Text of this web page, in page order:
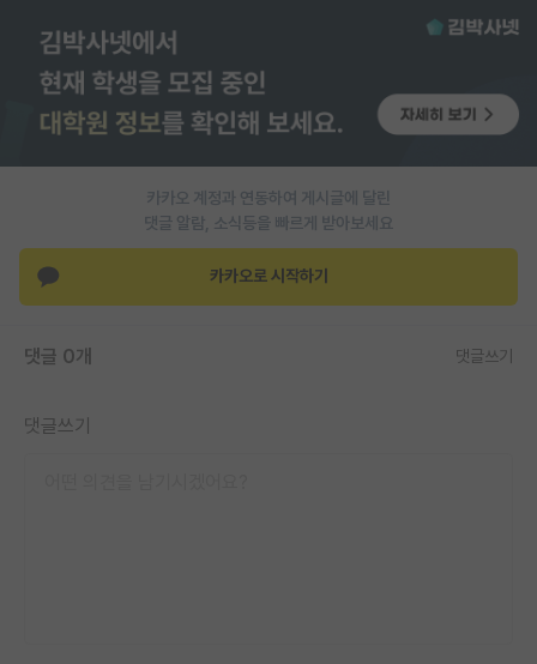
취업 게시판
임용 후기 게시판
인문사회 계열 게시판
특수/전문대학원 게시판
장학금/장학생 게시판
홍보 게시판
카카오 계정과 연동하여 게시글에 달린
댓글 알람, 소식등을 빠르게 받아보세요
카카오로 시작하기
댓글 0개 댓글쓰기
댓글쓰기